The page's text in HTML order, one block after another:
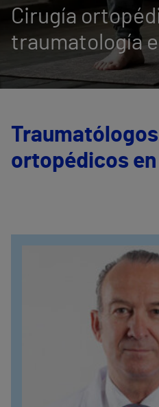
Cirugía
traumatología
ortopédicos